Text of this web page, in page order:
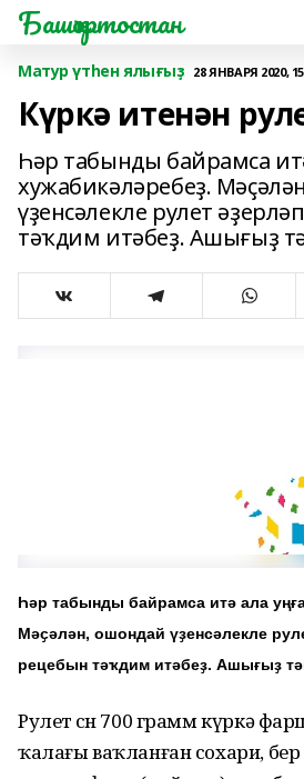
Башҡортостан
Матур үтһен ялығыҙ 28 ЯНВАРЯ 2020,
Күркә итенән
Һәр табынды байрамса
хужабикәләребеҙ.
үҙенсәлекле рулет
тәҡдим итәбеҙ. Ашығыҙ
Һәр табынды байрамса итә ала
Мәҫәлән, ошондай үҙенсәлекле
рецебын тәҡдим итәбеҙ. Ашығыҙ
Рулет өсөн 700 грамм күркә
ҡалағы ваҡланған сохари,